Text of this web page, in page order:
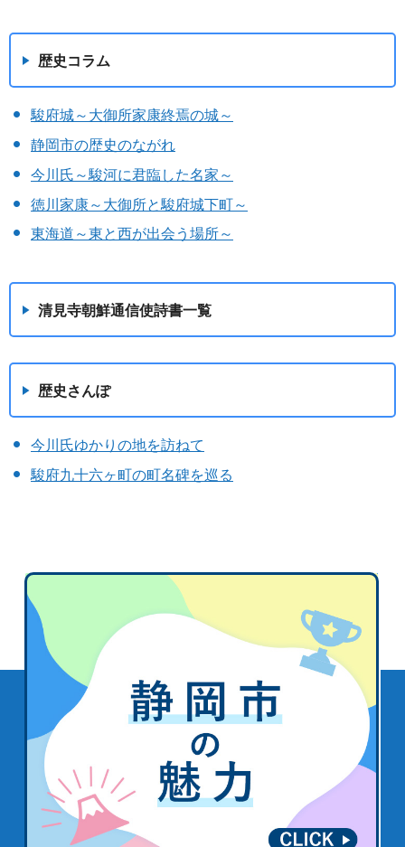
歴史コラム
駿府城～大御所家康終焉の城～
静岡市の歴史のながれ
今川氏～駿河に君臨した名家～
徳川家康～大御所と駿府城下町～
東海道～東と西が出会う場所～
清見寺朝鮮通信使詩書一覧
歴史さんぽ
今川氏ゆかりの地を訪ねて
駿府九十六ヶ町の町名碑を巡る